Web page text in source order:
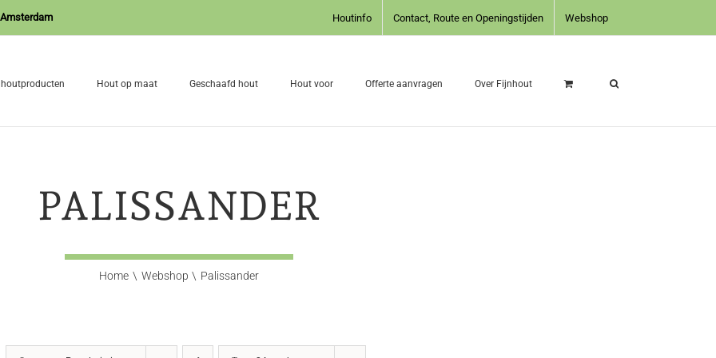
Houtinfo Contact, Route en Openingstijden Webshop
Hout op maat Geschaafd hout Hout voor Offerte aanvragen Over Fijnhout
PALISSANDER
Home Webshop Palissander